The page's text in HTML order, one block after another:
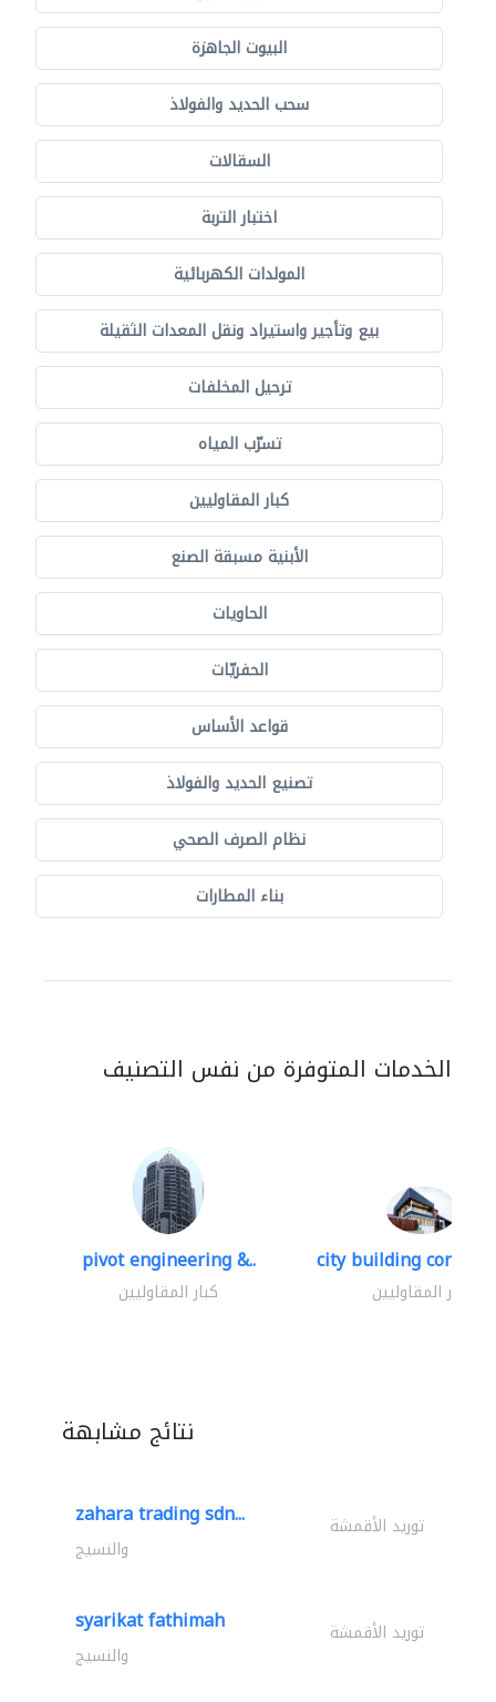
البيوت الجاهزة
سحب الحديد والفولاذ
السقالات
اختبار التربة
المولدات الكهربائية
بيع وتأجير واستيراد ونقل المعدات الثقيلة
ترحيل المخلفات
تسرّب المياه
كبار المقاوليين
الأبنية مسبقة الصنع
الحاويات
الحفريّات
قواعد الأساس
تصنيع الحديد والفولاذ
نظام الصرف الصحي
بناء المطارات
الخدمات المتوفرة من نفس التصنيف
pivot engineering &..
كبار المقاوليين
city building
كبار المقاوليين
نتائج مشابهة
zahara trading sdn... توريد الأقمشة
والنسيج
syarikat fathimah توريد الأقمشة
والنسيج